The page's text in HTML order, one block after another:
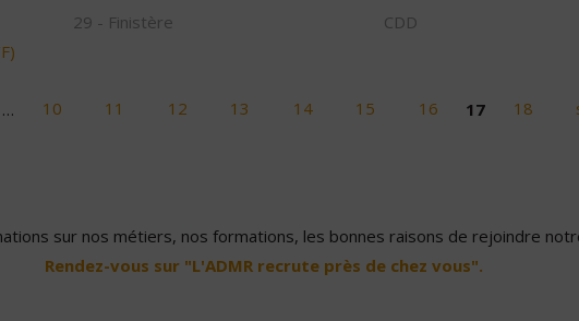
29 - Finistère CDD
… 10 11 12 13 14 15 16 17 18
sur nos métiers, nos formations, les bonnes raisons de rejoindre
Rendez-vous sur "L'ADMR recrute près de chez vous".